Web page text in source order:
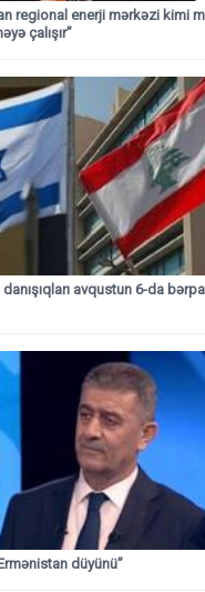
regional enerji mərkəzi kimi
çalışır”
avqustun 6-da
düyünü”